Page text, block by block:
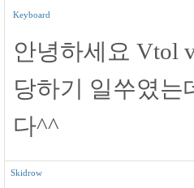
Keyboard
안녕하세요 Vtol
당하기 일쑤였는
다^^
Skidrow